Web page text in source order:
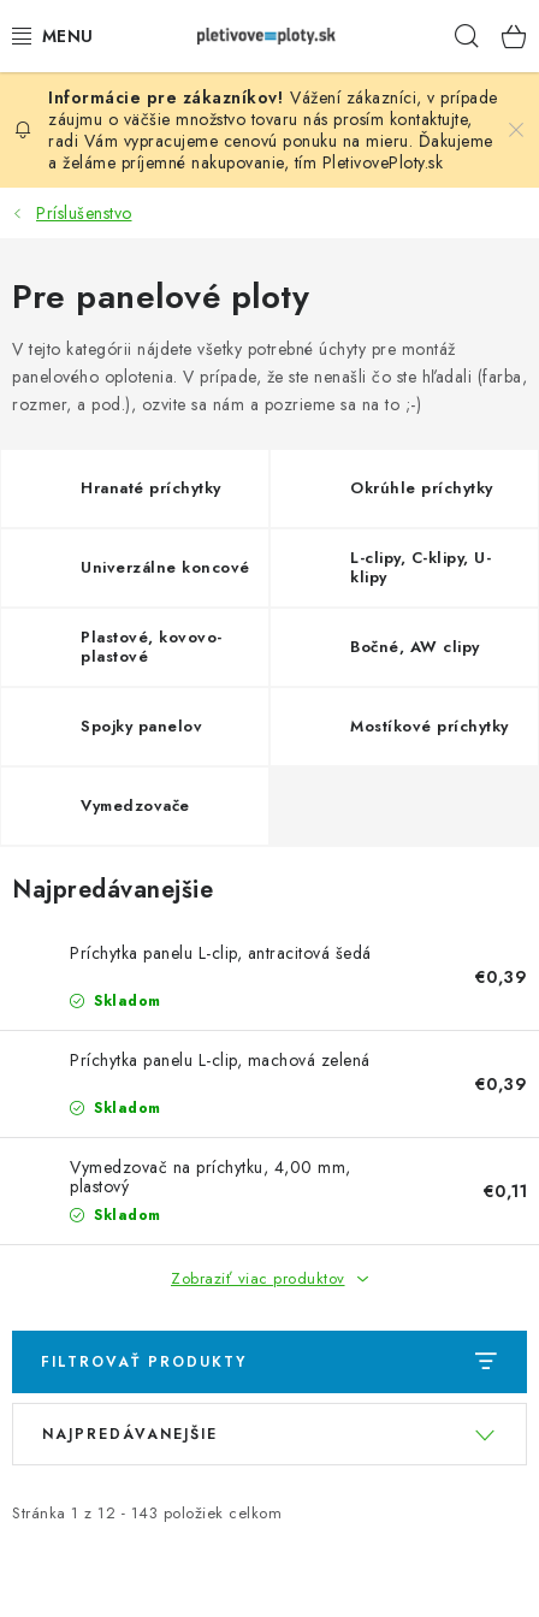
na
PLOTOVÉ PANELY
PLETIVO
STĹPIKY
PODHRABOVÉ DOSKY
BRÁNY A BRÁNKY
GABIÓNY (PLOTY, KOŠE)
PRÍSLUŠENSTVO
BETÓNOVÉ PLOTY
AKCIA - MIERNE POŠKODENÝ TOVAR
Vážení zákazníci, v prípade
záujmu o väčšie množstvo tovaru nás prosím kontaktujte,
radi Vám vypracujeme cenovú ponuku na mieru. Ďakujeme
a želáme príjemné nakupovanie, tím PletivovePloty.sk
Príslušenstvo
Pre panelové ploty
V tejto kategórii nájdete všetky potrebné úchyty pre montáž
panelového oplotenia. V prípade, že ste nenašli čo ste hľadali (farba,
rozmer, a pod.), ozvite sa nám a pozrieme sa na to ;-)
Hranaté príchytky Okrúhle príchytky
Univerzálne koncové
L-clipy, C-klipy, U-
klipy
Plastové, kovovo-
plastové
Bočné, AW clipy
Spojky panelov Mostíkové príchytky
Vymedzovače
Najpredávanejšie
Príchytka panelu L-clip, antracitová šedá
Skladom
€0,39
Príchytka panelu L-clip, machová zelená
Skladom
€0,39
Vymedzovač na príchytku, 4,00 mm,
plastový
Skladom
€0,11
Zobraziť viac produktov
FILTROVAŤ PRODUKTY
V
i
Stránka 1 z 12 - 143 položiek celkom
R
e
NAJPREDÁVANEJŠIE